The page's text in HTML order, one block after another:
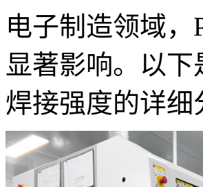
电子制造领域
显著影响。以
焊接强度的详细